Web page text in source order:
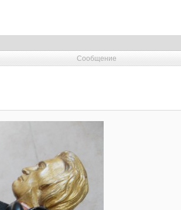
Сообщение